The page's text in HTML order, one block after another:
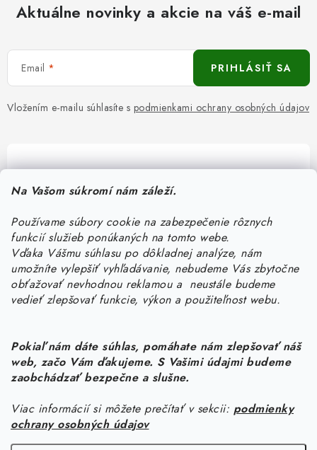
Na Vašom súkromí nám záleží.
Používame súbory cookie na zabezpečenie rôznych
funkcií služieb ponúkaných na tomto webe.
Vďaka Vášmu súhlasu po dôkladnej analýze, nám
umožníte vylepšiť vyhľadávanie, nebudeme Vás zbytočne
obťažovať nevhodnou reklamou a neustále budeme
vedieť zlepšovať funkcie, výkon a použiteľnost webu.
Pokiaľ nám dáte súhlas, pomáhate nám zlepšovať náš
web, začo Vám ďakujeme. S Vašimi údajmi budeme
zaobchádzať bezpečne a slušne.
Viac informácií si môžete prečítať v sekcii: podmienky
ochrany osobných údajov
Aktuálne novinky a akcie na váš e-mail
Email
Vložením e-mailu súhlasíte s podmienkami ochrany osobných údajov
PRIHLÁSIŤ SA
Pomôžeme vám s výberom
Potrebujete s niečím poradiť? Sme tu pre vás!
objednavky@kurin.sk
0950456469
Informácie pre vás
Náš príbeh od začiatku